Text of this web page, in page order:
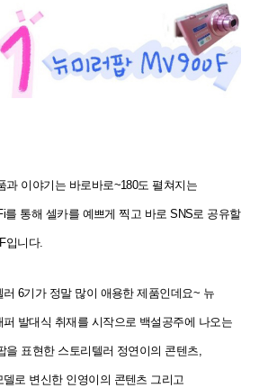
과 이야기는 바로바로~180도 펼쳐지는
를 통해 셀카를 예쁘게 찍고 바로 SNS로 공유할
입니다.
6기가 정말 많이 애용한 제품인데요~ 뉴
발대식 취재를 시작으로 백설공주에 나오는
을 표현한 스토리텔러 정연이의 콘텐츠,
델로 변신한 인영이의 콘텐츠 그리고